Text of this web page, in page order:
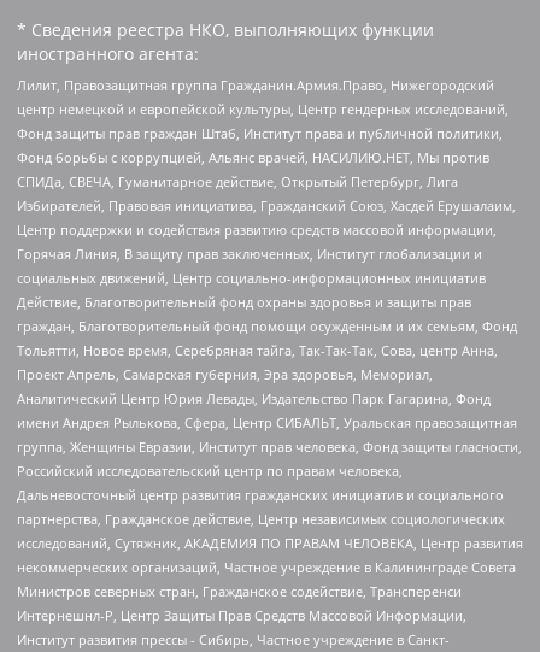
* Сведения реестра НКО, выполняющих функции
иностранного агента:
Лилит, Правозащитная группа Гражданин.Армия.Право, Нижегородский
центр немецкой и европейской культуры, Центр гендерных исследований,
Фонд защиты прав граждан Штаб, Институт права и публичной политики,
Фонд борьбы с коррупцией, Альянс врачей, НАСИЛИЮ.НЕТ, Мы против
СПИДа, СВЕЧА, Гуманитарное действие, Открытый Петербург, Лига
Избирателей, Правовая инициатива, Гражданский Союз, Хасдей Ерушалаим,
Центр поддержки и содействия развитию средств массовой информации,
Горячая Линия, В защиту прав заключенных, Институт глобализации и
социальных движений, Центр социально-информационных инициатив
Действие, Благотворительный фонд охраны здоровья и защиты прав
граждан, Благотворительный фонд помощи осужденным и их семьям, Фонд
Тольятти, Новое время, Серебряная тайга, Так-Так-Так, Сова, центр Анна,
Проект Апрель, Самарская губерния, Эра здоровья, Мемориал,
Аналитический Центр Юрия Левады, Издательство Парк Гагарина, Фонд
имени Андрея Рылькова, Сфера, Центр СИБАЛЬТ, Уральская правозащитная
группа, Женщины Евразии, Институт прав человека, Фонд защиты гласности,
Российский исследовательский центр по правам человека,
Дальневосточный центр развития гражданских инициатив и социального
партнерства, Гражданское действие, Центр независимых социологических
исследований, Сутяжник, АКАДЕМИЯ ПО ПРАВАМ ЧЕЛОВЕКА, Центр развития
некоммерческих организаций, Частное учреждение в Калининграде Совета
Министров северных стран, Гражданское содействие, Трансперенси
Интернешнл-Р, Центр Защиты Прав Средств Массовой Информации,
Институт развития прессы - Сибирь, Частное учреждение в Санкт-